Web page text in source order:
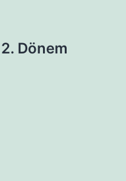
Dönem